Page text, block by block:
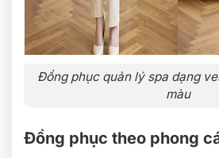
Đồng phục quản lý spa dạng
màu
Đồng phục theo phong